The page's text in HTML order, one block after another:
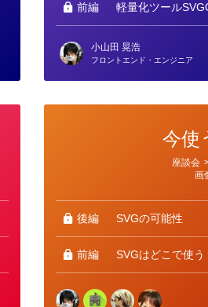
前編 軽量化ツール
小山田 晃浩
フロントエンド・エンジニア
今使
ー
座談会
画
後編 SVGの可能性
前編 SVGはどこで使う